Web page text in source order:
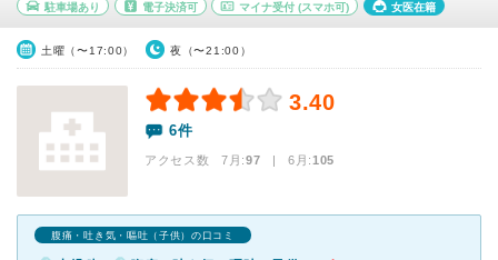
駐車場あり 電子決済可 マイナ受付 (スマホ可) 女医在籍
土曜（〜17:00） 夜（〜21:00）
3.40
6件
アクセス数 7月:97 | 6月:105
腹痛・吐き気・嘔吐（子供）の口コミ